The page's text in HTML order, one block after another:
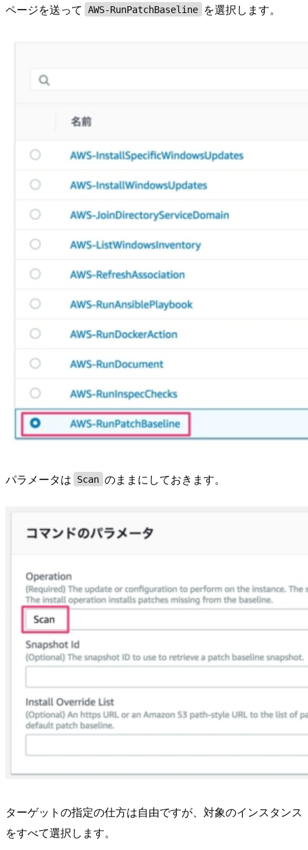
ページを送って AWS-RunPatchBaseline を選択します。
パラメータは Scan のままにしておきます。
ターゲットの指定の仕方は自由ですが、対象のインスタンス
をすべて選択します。